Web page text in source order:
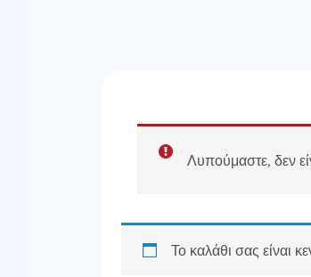
Λυπούμαστε, δεν
Το καλάθι σας είναι